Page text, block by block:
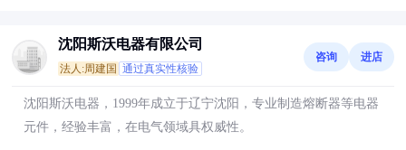
沈阳斯沃电器有限公司
法人:周建国 通过真实性核验
咨询 进店
沈阳斯沃电器，1999年成立于辽宁沈阳，专业制造熔断器等电器
元件，经验丰富，在电气领域具权威性。